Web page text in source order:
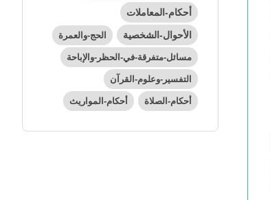
أحكام-المعاملات
الأحوال-الشخصية الحج-والعمرة
مسائل-متفرقة-في-الحظر-والإباحة
التفسير-وعلوم-القرآن
أحكام-الصلاة أحكام-المواريث